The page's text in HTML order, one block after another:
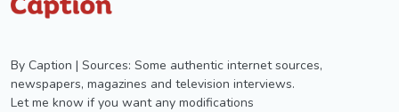
By Caption | Sources: Some authentic internet sources,
newspapers, magazines and television interviews.
Let me know if you want any modifications